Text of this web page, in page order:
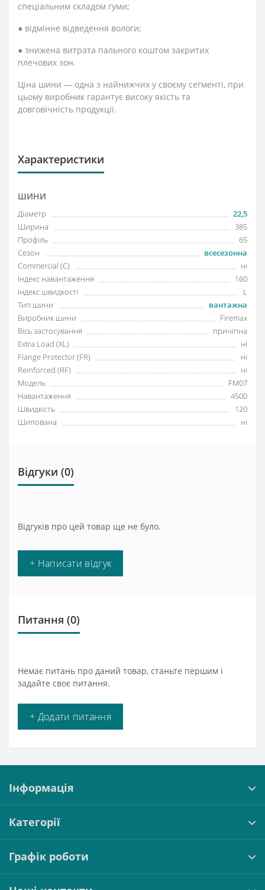
спеціальним складом гуми;
● відмінне відведення вологи;
● знижена витрата пального коштом закритих
плечових зон.
Ціна шини — одна з найнижчих у своєму сегменті, при
цьому виробник гарантує високу якість та
довговічність продукції.
Характеристики
ШИНИ
Діаметр
22,5
Ширина
385
Профіль
65
Сезон
всесезонна
Commercial (C)
ні
Індекс навантаження
160
Індекс швидкості
L
Тип шини
вантажна
Виробник шини
Firemax
Вісь застосування
причіпна
Extra Load (XL)
ні
Flange Protector (FR)
ні
Reinforced (RF)
ні
Модель
FM07
Навантаження
4500
Швидкість
120
Шипована
ні
Відгуки (0)
Відгуків про цей товар ще не було.
+ Написати відгук
Питання (0)
Немає питань про даний товар, станьте першим і
задайте своє питання.
+ Додати питання
Інформація
Категорії
Графік роботи